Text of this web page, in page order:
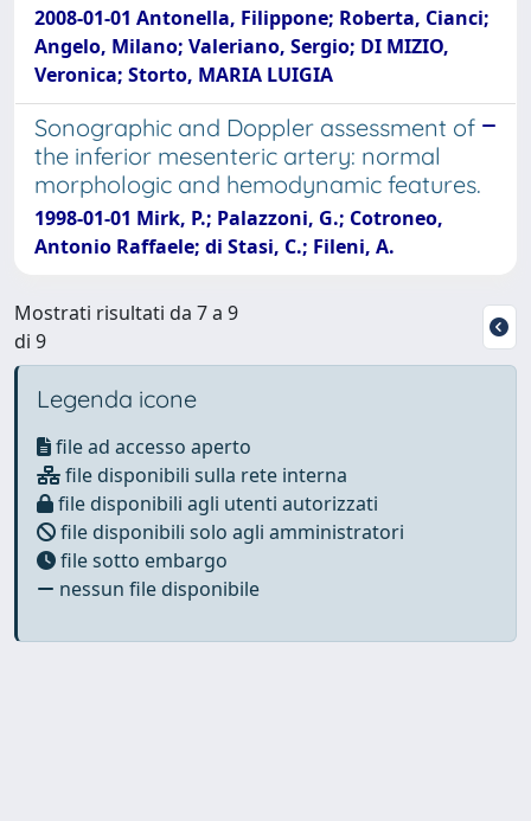
2008-01-01 Antonella, Filippone; Roberta, Cianci;
Angelo, Milano; Valeriano, Sergio; DI MIZIO,
Veronica; Storto, MARIA LUIGIA
Sonographic and Doppler assessment of
the inferior mesenteric artery: normal
morphologic and hemodynamic features.
1998-01-01 Mirk, P.; Palazzoni, G.; Cotroneo,
Antonio Raffaele; di Stasi, C.; Fileni, A.
Mostrati risultati da 7 a 9
di 9
Legenda icone
file ad accesso aperto
file disponibili sulla rete interna
file disponibili agli utenti autorizzati
file disponibili solo agli amministratori
file sotto embargo
nessun file disponibile